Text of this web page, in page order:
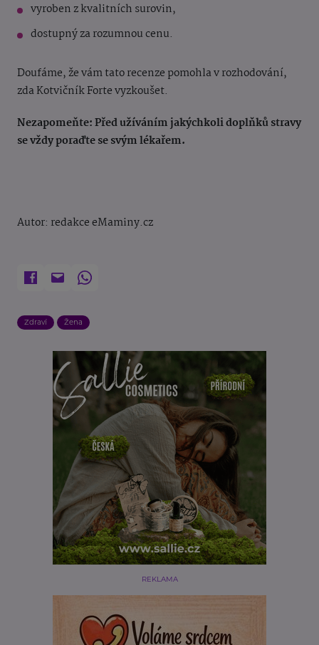
vyroben z kvalitních surovin,
dostupný za rozumnou cenu.
Doufáme, že vám tato recenze pomohla v rozhodování,
zda Kotvičník Forte vyzkoušet.
Nezapomeňte: Před užíváním jakýchkoli doplňků stravy
se vždy poraďte se svým lékařem.
Autor: redakce eMaminy.cz
Zdraví Žena
REKLAMA